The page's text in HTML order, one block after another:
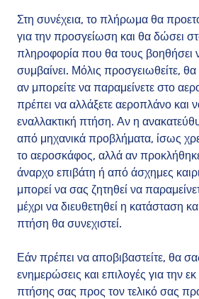
Στη συνέχεια, το πλήρωμα θα
για την προσγείωση και θα δώσει
πληροφορία που θα τους βοηθήσει
συμβαίνει. Μόλις προσγειωθείτε,
αν μπορείτε να παραμείνετε στο
πρέπει να αλλάξετε αεροπλάνο και
εναλλακτική πτήση. Αν η
από μηχανικά προβλήματα, ίσως
το αεροσκάφος, αλλά αν
άναρχο επιβάτη ή από άσχημες
μπορεί να σας ζητηθεί να
μέχρι να διευθετηθεί η κατάσταση
πτήση θα συνεχιστεί.
Εάν πρέπει να αποβιβαστείτε, θα
ενημερώσεις και επιλογές για την
πτήσης σας προς τον τελικό σας